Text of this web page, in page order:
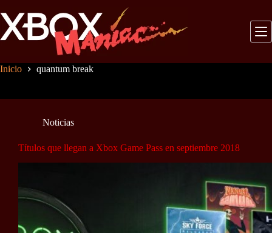
al
contenido
Inicio quantum break
Noticias
Títulos que llegan a Xbox Game Pass en septiembre 2018